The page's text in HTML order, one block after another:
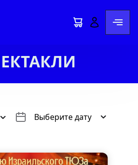
Выберите дату